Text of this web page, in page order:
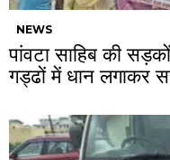
NEWS
पांवटा साहिब की
गड्ढों में धान लगाकर